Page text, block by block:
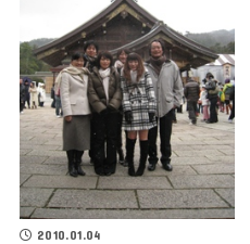
2010.01.04